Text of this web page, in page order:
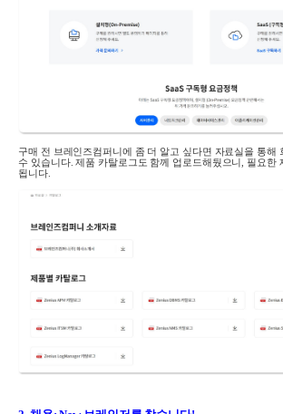
구매 전 브레인즈컴퍼니에 좀 더 알고 싶다면 자료실을 통해
수 있습니다.제품 카탈로그도 함께 업로드해뒀으니
필요한
됩니다.